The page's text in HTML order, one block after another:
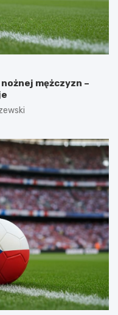
mężczyzn –